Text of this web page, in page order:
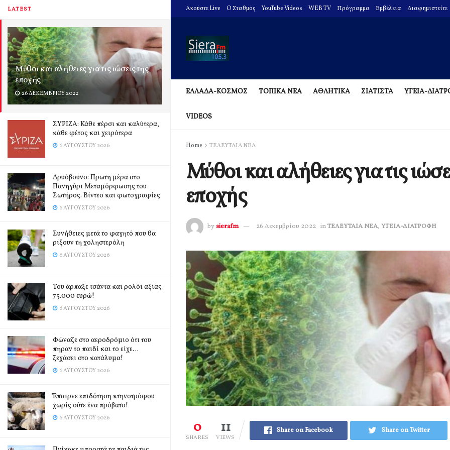
LATEST
Μύθοι και αλήθειες για τις ιώσεις της
εποχής
26 ΔΕΚΕΜΒΡΊΟΥ 2022
ΣΥΡΙΖΑ: Κάθε πέρσι και καλύτερα,
κάθε φέτος και χειρότερα
6 ΑΥΓΟΎΣΤΟΥ 2026
Δρυόβουνο: Πρωτη μέρα στο
Πανηγύρι Μεταμόρφωσης του
Σωτήρος. Βίντεο και φωτογραφίες
6 ΑΥΓΟΎΣΤΟΥ 2026
Συνήθειες μετά το φαγητό που θα
ρίξουν τη χοληστερόλη
6 ΑΥΓΟΎΣΤΟΥ 2026
Του άρπαξε τσάντα και ρολόι αξίας
75.000 ευρώ!
6 ΑΥΓΟΎΣΤΟΥ 2026
Φώναζε στο αεροδρόμιο ότι του
πήραν το παιδί και το είχε…
ξεχάσει στο κατάλυμα!
6 ΑΥΓΟΎΣΤΟΥ 2026
Έπαιρνε επιδότηση κτηνοτρόφου
χωρίς ούτε ένα πρόβατο!
6 ΑΥΓΟΎΣΤΟΥ 2026
Ακούστε Live O Σταθμός YouTube Videos WEB TV Πρόγραμμα Εμβέλεια Διαφημιστείτε
ΕΛΛΑΔΑ-ΚΟΣΜΟΣ ΤΟΠΙΚΑ ΝΕΑ ΑΘΛΗΤΙΚΑ ΣΙΑΤΙΣΤΑ ΥΓΕΙΑ-
VIDEOS
Home ΤΕΛΕΥΤΑΙΑ ΝΕΑ
Μύθοι και αλήθειες για τις
εποχής
by sierafm 26 Δεκεμβρίου 2022 inΤΕΛΕΥΤΑΙΑ ΝΕΑ, ΥΓΕΙΑ-ΔΙΑΤΡΟΦΗ
0
SHARES
11
VIEWS
Share on Facebook Share on Twitter